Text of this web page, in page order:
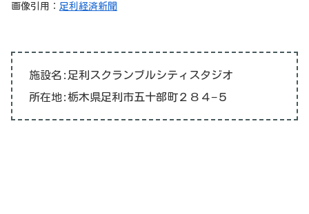
画像引用： 足利経済新聞
施設名:足利スクランブルシティスタジオ
所在地:栃木県足利市五十部町２８４−５